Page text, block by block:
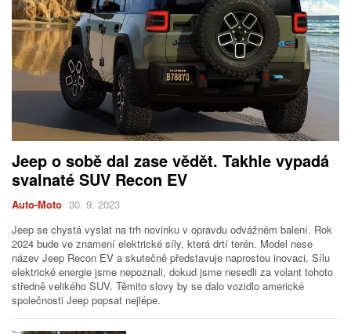
Jeep o sobě dal zase vědět. Takhle vypadá
svalnaté SUV Recon EV
Auto-Moto 30. 9. 2023
Jeep se chystá vyslat na trh novinku v opravdu odvážném balení. Rok
2024 bude ve znamení elektrické síly, která drtí terén. Model nese
název Jeep Recon EV a skutečně představuje naprostou inovaci. Sílu
elektrické energie jsme nepoznali, dokud jsme nesedli za volant tohoto
středně velikého SUV. Těmito slovy by se dalo vozidlo americké
společnosti Jeep popsat nejlépe.